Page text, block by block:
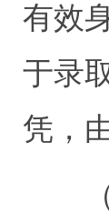
有效
于录
凭，